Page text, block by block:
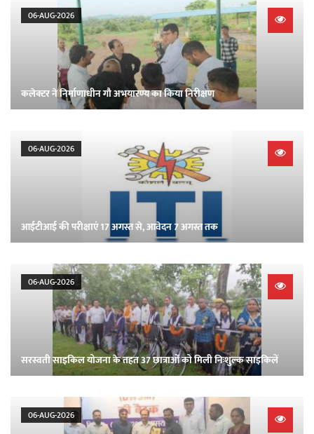
06-AUG-2026
कलेक्टर ने निर्माणाधीन गौ अभयारण्य का किया निरीक्षण
06-AUG-2026
आईटीआई की परीक्षाएं 17 अगस्त से, आवेदन 7 अगस्त तक
06-AUG-2026
सरस्वती साइकिल योजना के तहत 37 छात्राओं को मिली निःशुल्क साइकिलें
06-AUG-2026